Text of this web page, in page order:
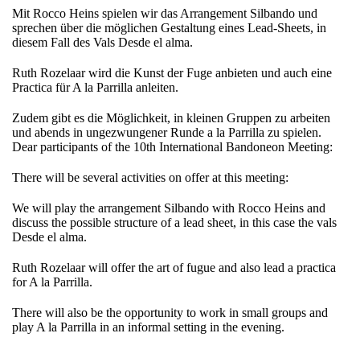
Mit Rocco Heins spielen wir das Arrangement Silbando und
sprechen über die möglichen Gestaltung eines Lead-Sheets, in
diesem Fall des Vals Desde el alma.
Ruth Rozelaar wird die Kunst der Fuge anbieten und auch eine
Practica für A la Parrilla anleiten.
Zudem gibt es die Möglichkeit, in kleinen Gruppen zu arbeiten
und abends in ungezwungener Runde a la Parrilla zu spielen.
Dear participants of the 10th International Bandoneon Meeting:
There will be several activities on offer at this meeting:
We will play the arrangement Silbando with Rocco Heins and
discuss the possible structure of a lead sheet, in this case the vals
Desde el alma.
Ruth Rozelaar will offer the art of fugue and also lead a practica
for A la Parrilla.
There will also be the opportunity to work in small groups and
play A la Parrilla in an informal setting in the evening.